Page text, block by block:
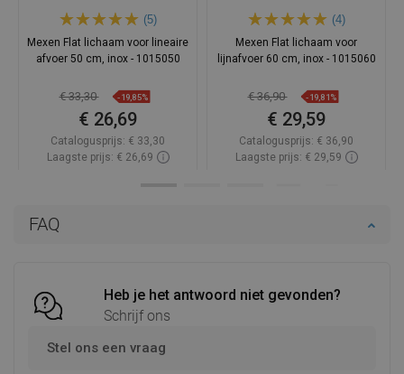
FAQ
Heb je het antwoord niet gevonden?
Schrijf ons
Stel ons een vraag
(5)
Mexen Flat lichaam voor lineaire
afvoer 50 cm, inox - 1015050
€ 33,30 -19,85%
€ 26,69
Catalogusprijs: € 33,30
Laagste prijs: € 26,69
(4)
Mexen Flat lichaam voor
lijnafvoer 60 cm, inox - 1015060
€ 36,90 -19,81%
€ 29,59
Catalogusprijs: € 36,90
Laagste prijs: € 29,59